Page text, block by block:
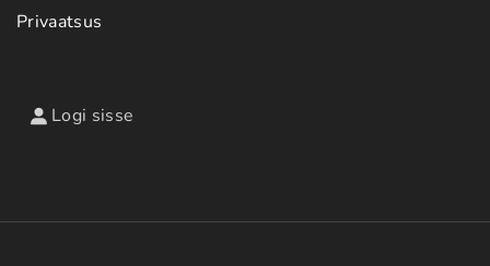
Privaatsus
Logi sisse